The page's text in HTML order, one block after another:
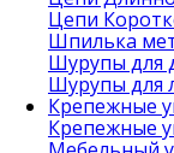
Цепи
Шпилька
Шурупы для
Шурупы для
Крепежные
Крепежные